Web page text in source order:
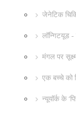
जेनेटिक
लॉन्गिटयूड
मंगल पर
एक बच्चे को
न्यूयॉर्क के